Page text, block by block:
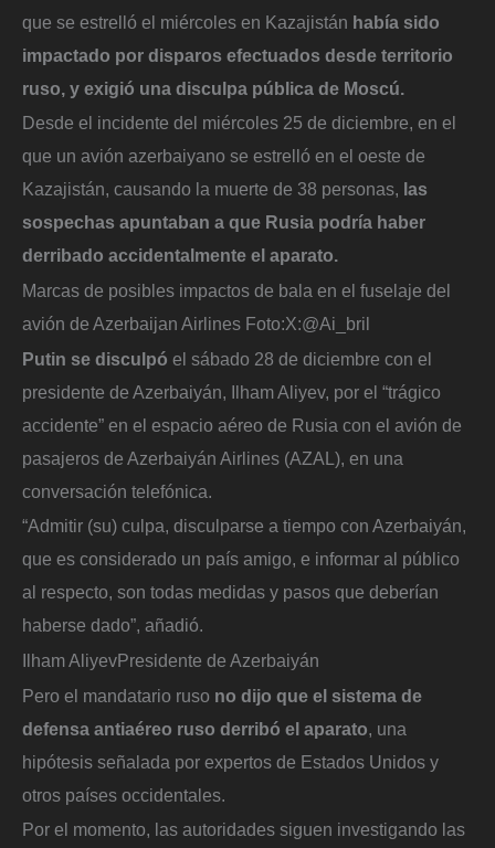
que se estrelló el miércoles en Kazajistán había sido
impactado por disparos efectuados desde territorio
ruso, y exigió una disculpa pública de Moscú.
Desde el incidente del miércoles 25 de diciembre, en el
que un avión azerbaiyano se estrelló en el oeste de
Kazajistán, causando la muerte de 38 personas, las
sospechas apuntaban a que Rusia podría haber
derribado accidentalmente el aparato.
Marcas de posibles impactos de bala en el fuselaje del
avión de Azerbaijan Airlines Foto:X:@Ai_bril
Putin se disculpó el sábado 28 de diciembre con el
presidente de Azerbaiyán, Ilham Aliyev, por el “trágico
accidente” en el espacio aéreo de Rusia con el avión de
pasajeros de Azerbaiyán Airlines (AZAL), en una
conversación telefónica.
“Admitir (su) culpa, disculparse a tiempo con Azerbaiyán,
que es considerado un país amigo, e informar al público
al respecto, son todas medidas y pasos que deberían
haberse dado”, añadió.
Ilham AliyevPresidente de Azerbaiyán
Pero el mandatario ruso no dijo que el sistema de
defensa antiaéreo ruso derribó el aparato , una
hipótesis señalada por expertos de Estados Unidos y
otros países occidentales.
Por el momento, las autoridades siguen investigando las